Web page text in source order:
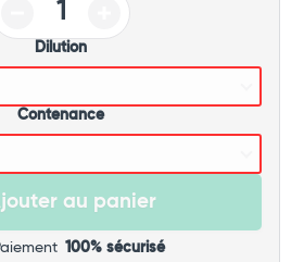
Dilution
Contenance
au panier
100% sécurisé